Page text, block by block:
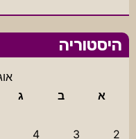
היסטוריה
א
ב ג
2
3
4